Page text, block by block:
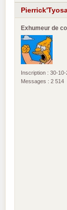
Exhumeur de
Inscription : 30-10-
Messages : 2 514